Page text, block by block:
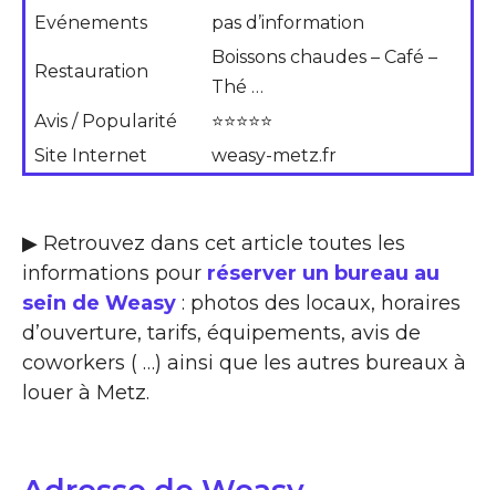
Evénements
pas d’information
Restauration
Boissons chaudes – Café –
Thé …
Avis / Popularité
⭐⭐⭐⭐⭐
Site Internet
weasy-metz.fr
▶ Retrouvez dans cet article toutes les
informations pour réserver un bureau au
sein de Weasy : photos des locaux, horaires
d’ouverture, tarifs, équipements, avis de
coworkers ( …) ainsi que les autres bureaux à
louer à Metz.